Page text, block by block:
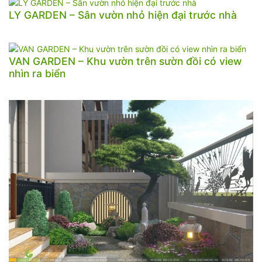
LY GARDEN – Sân vườn nhỏ hiện đại trước nhà
VAN GARDEN – Khu vườn trên sườn đồi có view
nhìn ra biển